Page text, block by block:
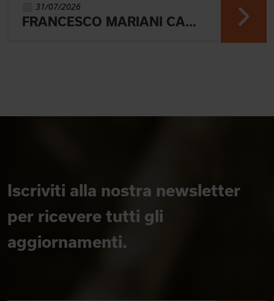
31/07/2026
FRANCESCO MARIANI CAMPIONE DEL MONDO UNIVERSITARIO NELLA SPRINT DI ORIENTEERING
Iscriviti alla nostra newsletter
per ricevere tutti gli
aggiornamenti.